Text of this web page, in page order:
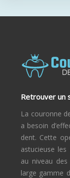
Retrouver un
La couronne
a besoin
dent. Cette
astucieuse
au niveau
large gamme